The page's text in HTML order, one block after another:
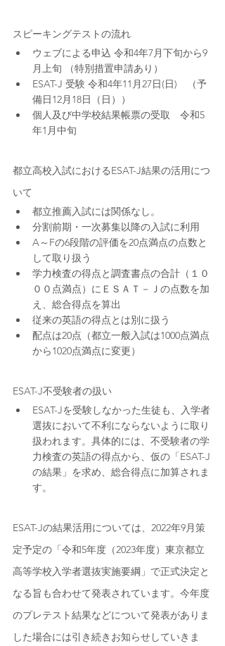
スピーキングテストの流れ
ウェブによる申込 令和4年7月下旬から9
月上旬 （特別措置申請あり）
ESAT-J 受験 令和4年11月27日(日)　（予
備日12月18日（日））
個人及び中学校結果帳票の受取　令和5
年1月中旬
都立高校入試におけるESAT-J結果の活用につ
いて
都立推薦入試には関係なし。
分割前期・一次募集以降の入試に利用
A～Fの6段階の評価を20点満点の点数と
して取り扱う
学力検査の得点と調査書点の合計（１０
００点満点）にＥＳＡＴ－Ｊの点数を加
え、総合得点を算出
従来の英語の得点とは別に扱う
配点は20点（都立一般入試は1000点満点
から1020点満点に変更）
ESAT-J不受験者の扱い
ESAT-Jを受験しなかった生徒も、入学者
選抜において不利にならないように取り
扱われます。具体的には、不受験者の学
力検査の英語の得点から、仮の「ESAT-J
の結果」を求め、総合得点に加算されま
す。
ESAT-Jの結果活用については、2022年9月策
定予定の「令和5年度（2023年度）東京都立
高等学校入学者選抜実施要綱」で正式決定と
なる旨も合わせて発表されています。今年度
のプレテスト結果などについて発表がありま
した場合には引き続きお知らせしていきま